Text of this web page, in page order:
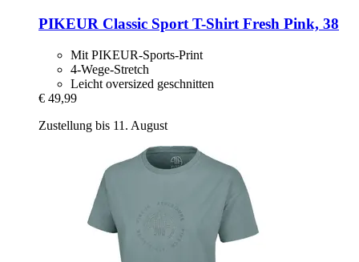
PIKEUR Classic Sport T-​Shirt Fresh Pink, 38
Mit PIKEUR-Sports-Print
4-Wege-Stretch
Leicht oversized geschnitten
€ 49,99
Zustellung bis 11. August